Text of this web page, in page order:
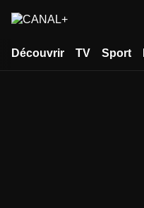
Découvrir TV Sport